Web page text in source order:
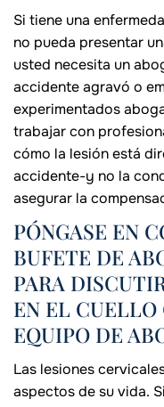
Si tiene una
no pueda presentar
usted necesita un
accidente agravó o
experimentados
trabajar con
cómo la lesión está
accidente-y no la
asegurar la
PÓNGASE EN
BUFETE DE
PARA
EN EL CUELLO
EQUIPO DE
Las lesiones
aspectos de su vida.